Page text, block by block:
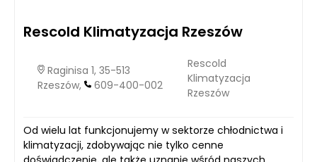
Rescold Klimatyzacja Rzeszów
Raginisa 1, 35-513
Rzeszów,
609-400-002
Rescold
Klimatyzacja
Rzeszów
Od wielu lat funkcjonujemy w sektorze chłodnictwa i
klimatyzacji, zdobywając nie tylko cenne